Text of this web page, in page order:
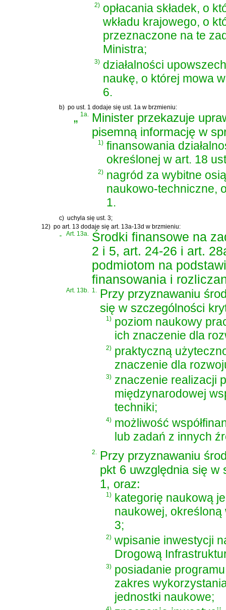
2) opłacania składek, o
wkładu krajowego, o
przeznaczone na te
Ministra;
3) działalności
naukę, o której mowa
6.
b) po ust. 1 dodaje się ust. 1a w brzmieniu:
„1a. Minister przekazuje
pisemną informację w
1) finansowania
określonej w art. 18
2) nagród za wybitne
naukowo-techniczne,
1.
c) uchyla się ust. 3;
12) po art. 13 dodaje się art. 13a-13d w brzmieniu:
„
Art. 13a. Środki finansowe na
2 i 5, art. 24-26 i art.
podmiotom na
finansowania i
Art. 13b. 1. Przy przyznawaniu
się w szczególności
1) poziom naukowy
ich znaczenie dla
2) praktyczną
znaczenie dla
3) znaczenie realizacji
międzynarodowej
techniki;
4) możliwość
lub zadań z innych
2.
Przy przyznawaniu
pkt 6 uwzględnia się w
1, oraz:
1) kategorię naukową
naukowej, określoną
3;
2) wpisanie inwestycji
Drogową
3) posiadanie
zakres
jednostki naukowe;